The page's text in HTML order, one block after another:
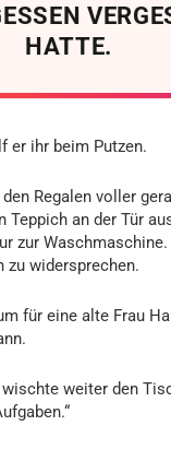
HATTE.
er ihr beim Putzen.
Regalen voller
Teppich an der Tür
zur
zu widersprechen.
für eine alte Frau
weiter den